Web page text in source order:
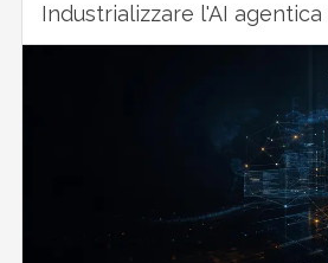
Industrializzare l'AI agentica